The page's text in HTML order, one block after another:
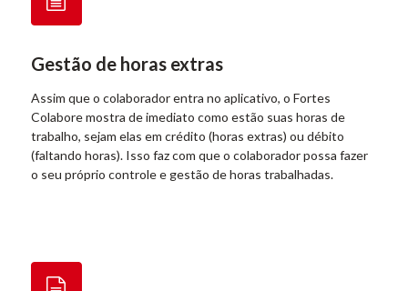
Gestão de horas extras
Assim que o colaborador entra no aplicativo, o Fortes
Colabore mostra de imediato como estão suas horas de
trabalho, sejam elas em crédito (horas extras) ou débito
(faltando horas). Isso faz com que o colaborador possa fazer
o seu próprio controle e gestão de horas trabalhadas.